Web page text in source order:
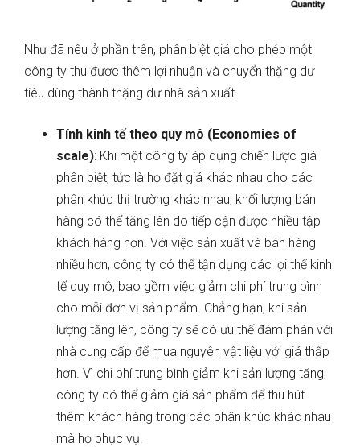
Như đã nêu ở phần trên, phân biệt giá cho phép một
công ty thu được thêm lợi nhuận và chuyển thặng dư
tiêu dùng thành thặng dư nhà sản xuất
Tính kinh tế theo quy mô (Economies of
scale): Khi một công ty áp dụng chiến lược giá
phân biệt, tức là họ đặt giá khác nhau cho các
phân khúc thị trường khác nhau, khối lượng bán
hàng có thể tăng lên do tiếp cận được nhiều tập
khách hàng hơn. Với việc sản xuất và bán hàng
nhiều hơn, công ty có thể tận dụng các lợi thế kinh
tế quy mô, bao gồm việc giảm chi phí trung bình
cho mỗi đơn vị sản phẩm. Chẳng hạn, khi sản
lượng tăng lên, công ty sẽ có ưu thế đàm phán với
nhà cung cấp để mua nguyên vật liệu với giá thấp
hơn. Vì chi phí trung bình giảm khi sản lượng tăng,
công ty có thể giảm giá sản phẩm để thu hút
thêm khách hàng trong các phân khúc khác nhau
mà họ phục vụ.